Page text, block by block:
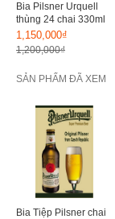
Bia Pilsner Urquell
thùng 24 chai 330ml
1,150,000₫
1,200,000₫
SẢN PHẨM ĐÃ XEM
Bia Tiệp Pilsner chai